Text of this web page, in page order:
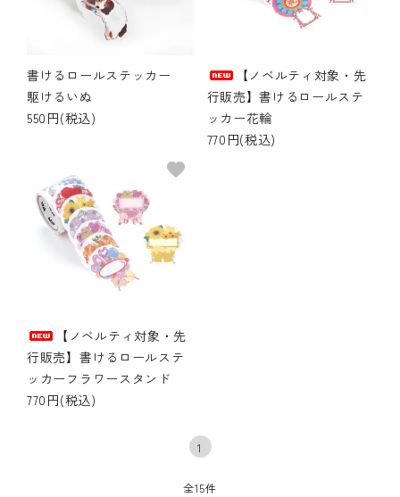
書けるロールステッカー
駆けるいぬ
550円(税込)
【ノベルティ対象・先
行販売】書けるロールステ
ッカー花輪
770円(税込)
【ノベルティ対象・先
行販売】書けるロールステ
ッカーフラワースタンド
770円(税込)
favorite
1
全15件